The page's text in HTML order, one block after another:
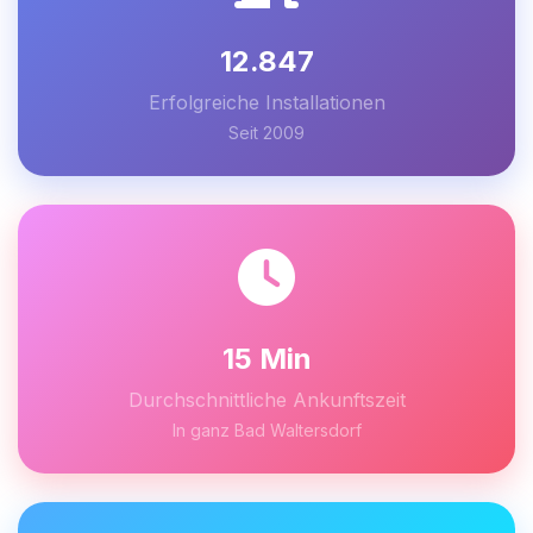
12.847
Erfolgreiche Installationen
Seit 2009
15 Min
Durchschnittliche Ankunftszeit
In ganz Bad Waltersdorf